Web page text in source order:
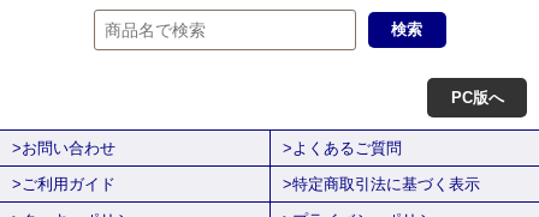
PC版へ
>お問い合わせ
>よくあるご質問
>ご利用ガイド
>特定商取引法に基づく表示